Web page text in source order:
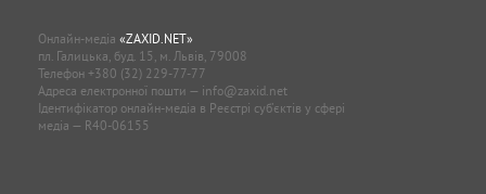
Онлайн-медіа «ZAXID.NET»
пл. Галицька, буд. 15, м. Львів, 79008
Телефон +380 (32) 229-77-77
Адреса електронної пошти — info@zaxid.net
Ідентифікатор онлайн-медіа в Реєстрі суб'єктів у сфері
медіа — R40-06155